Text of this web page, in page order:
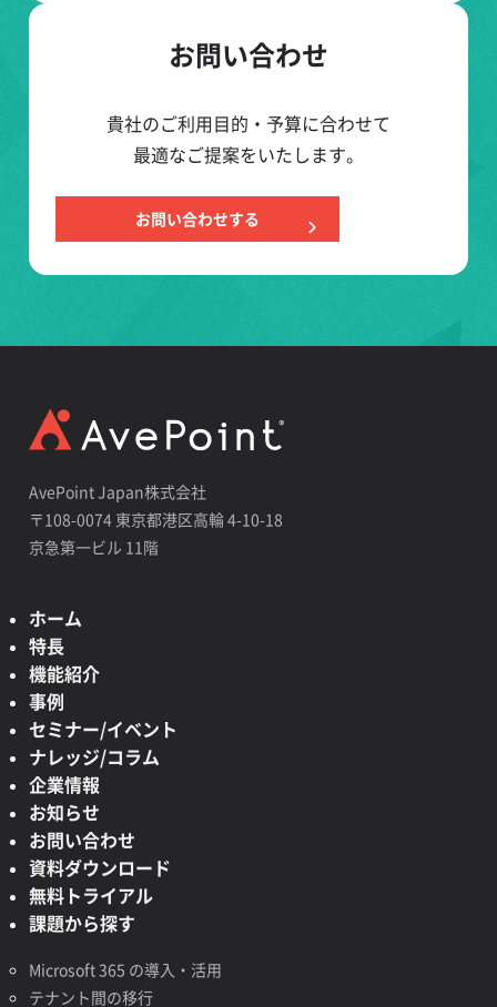
お問い合わせ
貴社のご利用目的・予算に合わせて
最適なご提案をいたします。
お問い合わせする
AvePoint Japan株式会社
〒108-0074 東京都港区高輪 4-10-18
京急第一ビル 11階
ホーム
特長
機能紹介
事例
セミナー/イベント
ナレッジ/コラム
企業情報
お知らせ
お問い合わせ
資料ダウンロード
無料トライアル
課題から探す
Microsoft 365 の導入・活用
テナント間の移行